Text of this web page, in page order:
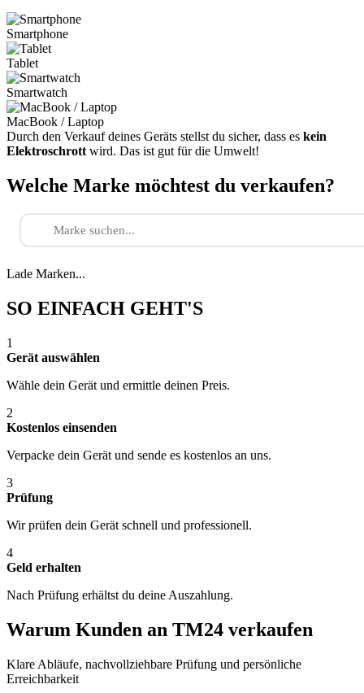
Smartphone
Tablet
Smartwatch
MacBook / Laptop
Durch den Verkauf deines Geräts stellst du sicher, dass es kein
Elektroschrott wird. Das ist gut für die Umwelt!
Welche Marke möchtest du verkaufen?
Lade Marken...
SO EINFACH GEHT'S
1
Gerät auswählen
Wähle dein Gerät und ermittle deinen Preis.
2
Kostenlos einsenden
Verpacke dein Gerät und sende es kostenlos an uns.
3
Prüfung
Wir prüfen dein Gerät schnell und professionell.
4
Geld erhalten
Nach Prüfung erhältst du deine Auszahlung.
Warum Kunden an TM24 verkaufen
Klare Abläufe, nachvollziehbare Prüfung und persönliche
Erreichbarkeit